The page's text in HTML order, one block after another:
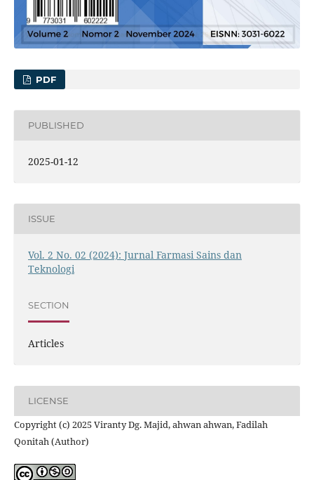
PDF
PUBLISHED
2025-01-12
ISSUE
Vol. 2 No. 02 (2024): Jurnal Farmasi Sains dan
Teknologi
SECTION
Articles
LICENSE
Copyright (c) 2025 Viranty Dg. Majid, ahwan ahwan, Fadilah
Qonitah (Author)